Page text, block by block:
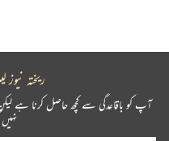
ریختہ نیوز
آپ کو باقاعدگی سے کچھ حاصل کرنا ہے